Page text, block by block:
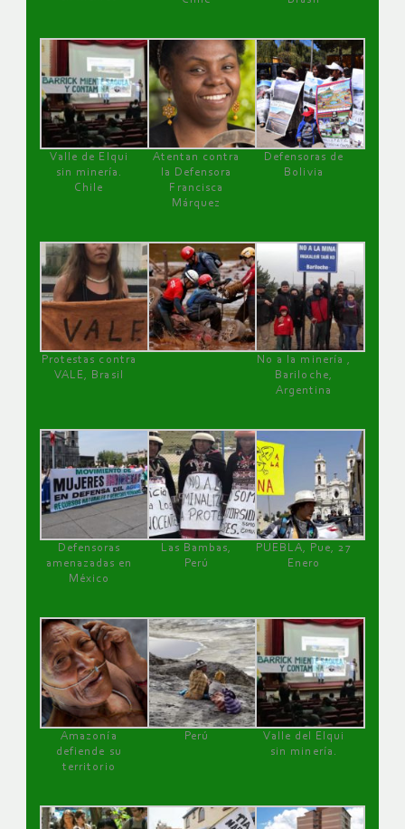
Valle de Elqui
sin minería.
Chile
Atentan contra
la Defensora
Francisca
Márquez
Defensoras de
Bolivia
Protestas contra
VALE, Brasil
No a la minería ,
Bariloche,
Argentina
Defensoras
amenazadas en
México
Las Bambas,
Perú
PUEBLA, Pue, 27
Enero
Amazonía
defiende su
territorio
Perú
Valle del Elqui
sin minería.